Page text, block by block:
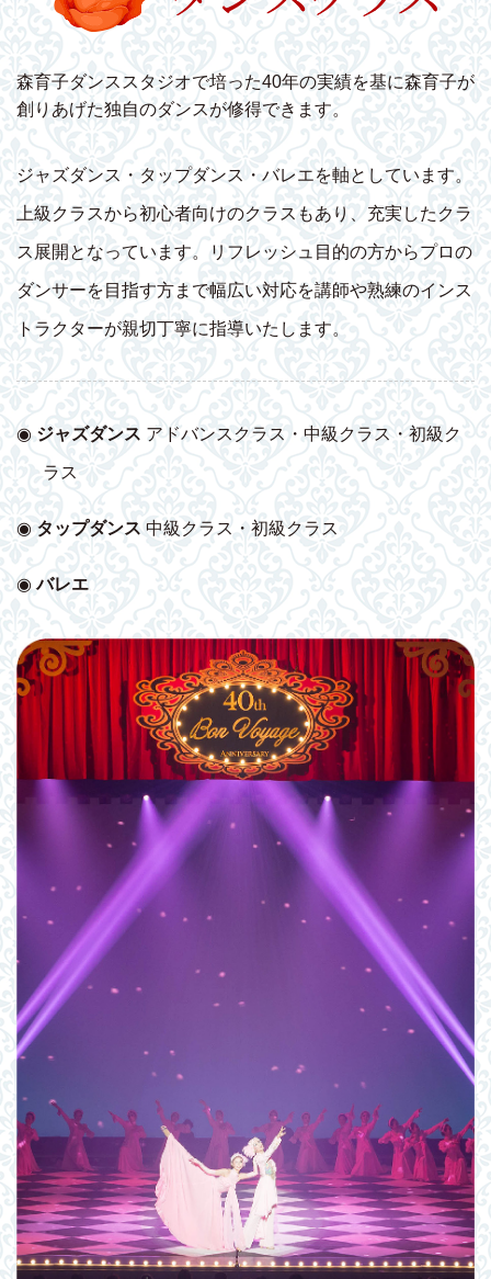
森育子ダンススタジオで培った40年の実績を基に森育子が
創りあげた独自のダンスが修得できます。
ジャズダンス・タップダンス・バレエを軸としています。
上級クラスから初心者向けのクラスもあり、充実したクラ
ス展開となっています。リフレッシュ目的の方からプロの
ダンサーを目指す方まで幅広い対応を講師や熟練のインス
トラクターが親切丁寧に指導いたします。
◉ジャズダンス アドバンスクラス・中級クラス・初級ク
ラス
◉タップダンス 中級クラス・初級クラス
◉バレエ